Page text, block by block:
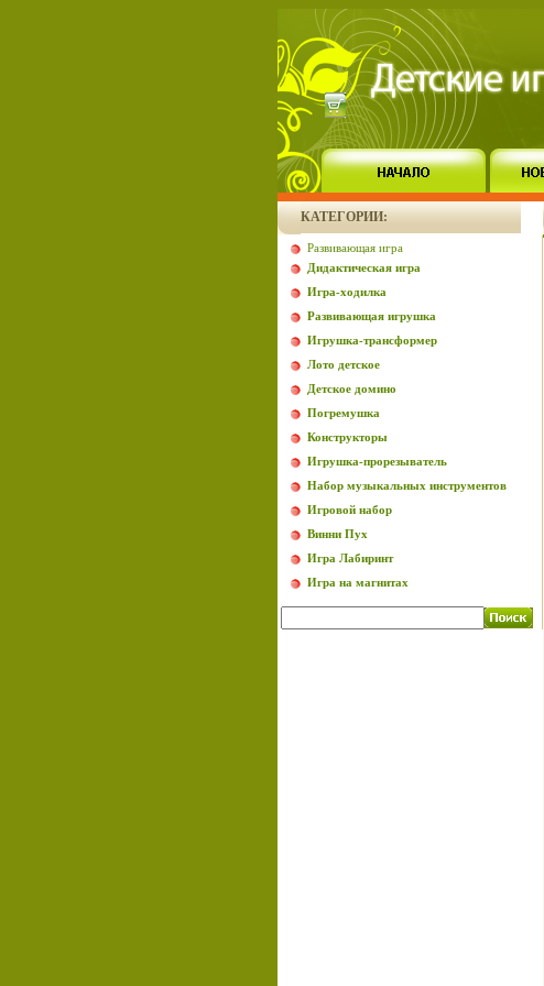
КАТЕГОРИИ:
Развивающая игра
Дидактическая игра
Игра-ходилка
Развивающая игрушка
Игрушка-трансформер
Лото детское
Детское домино
Погремушка
Конструкторы
Игрушка-прорезыватель
Набор музыкальных инструментов
Игровой набор
Винни Пух
Игра Лабиринт
Игра на магнитах